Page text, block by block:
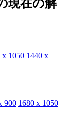
現在の解
x 1050 1440 x
900 1680 x 1050